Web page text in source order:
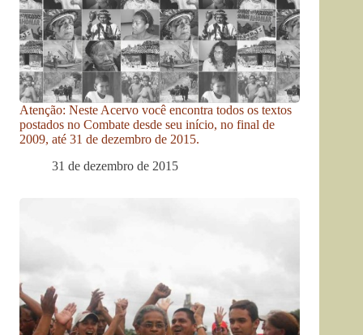
Atenção: Neste Acervo você encontra todos os textos
postados no Combate desde seu início, no final de
2009, até 31 de dezembro de 2015.
31 de dezembro de 2015